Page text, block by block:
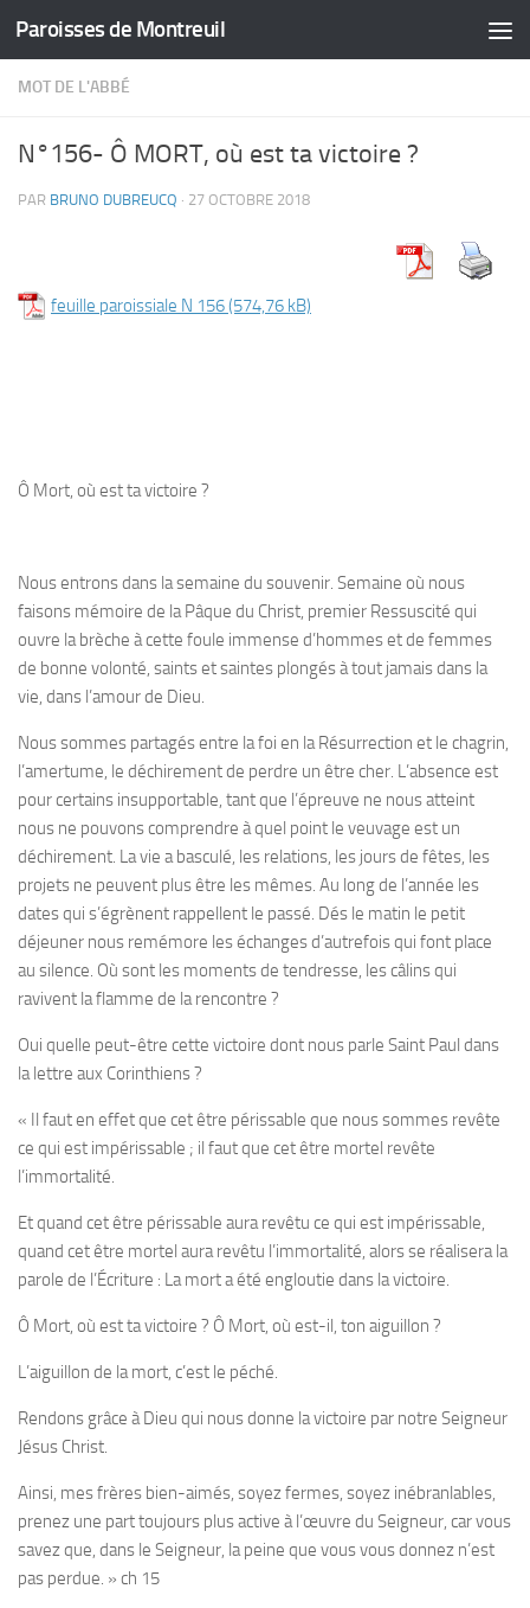
Skip to content
Paroisses de Montreuil
MOT DE L'ABBÉ
N°156- Ô MORT, où est ta victoire ?
PAR BRUNO DUBREUCQ · 27 OCTOBRE 2018
feuille paroissiale N 156
Ô Mort, où est ta victoire ?
Nous entrons dans la semaine du souvenir. Semaine où nous
faisons mémoire de la Pâque du Christ, premier Ressuscité qui
ouvre la brèche à cette foule immense d’hommes et de femmes
de bonne volonté, saints et saintes plongés à tout jamais dans la
vie, dans l’amour de Dieu.
Nous sommes partagés entre la foi en la Résurrection et le chagrin,
l’amertume, le déchirement de perdre un être cher. L’absence est
pour certains insupportable, tant que l’épreuve ne nous atteint
nous ne pouvons comprendre à quel point le veuvage est un
déchirement. La vie a basculé, les relations, les jours de fêtes, les
projets ne peuvent plus être les mêmes. Au long de l’année les
dates qui s’égrènent rappellent le passé. Dés le matin le petit
déjeuner nous remémore les échanges d’autrefois qui font place
au silence. Où sont les moments de tendresse, les câlins qui
ravivent la flamme de la rencontre ?
Oui quelle peut-être cette victoire dont nous parle Saint Paul dans
la lettre aux Corinthiens ?
« Il faut en effet que cet être périssable que nous sommes revête
ce qui est impérissable ; il faut que cet être mortel revête
l’immortalité.
Et quand cet être périssable aura revêtu ce qui est impérissable,
quand cet être mortel aura revêtu l’immortalité, alors se réalisera la
parole de l’Écriture : La mort a été engloutie dans la victoire.
Ô Mort, où est ta victoire ? Ô Mort, où est-il, ton aiguillon ?
L’aiguillon de la mort, c’est le péché.
Rendons grâce à Dieu qui nous donne la victoire par notre Seigneur
Jésus Christ.
Ainsi, mes frères bien-aimés, soyez fermes, soyez inébranlables,
prenez une part toujours plus active à l’œuvre du Seigneur, car vous
savez que, dans le Seigneur, la peine que vous vous donnez n’est
pas perdue. » ch 15